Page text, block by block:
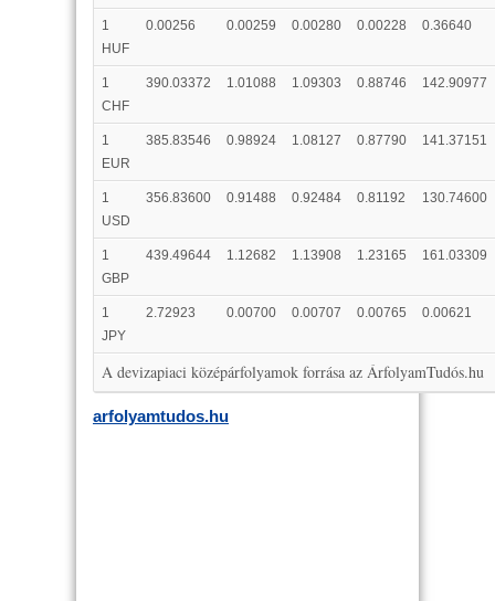
1
HUF
0.00256 0.00259 0.00280 0.00228 0.36640
1
CHF
390.03372 1.01088 1.09303 0.88746 142.90977
1
EUR
385.83546 0.98924 1.08127 0.87790 141.37151
1
USD
356.83600 0.91488 0.92484 0.81192 130.74600
1
GBP
439.49644 1.12682 1.13908 1.23165 161.03309
1
JPY
2.72923 0.00700 0.00707 0.00765 0.00621
A devizapiaci középárfolyamok forrása az ÁrfolyamTudós.hu
arfolyamtudos.hu